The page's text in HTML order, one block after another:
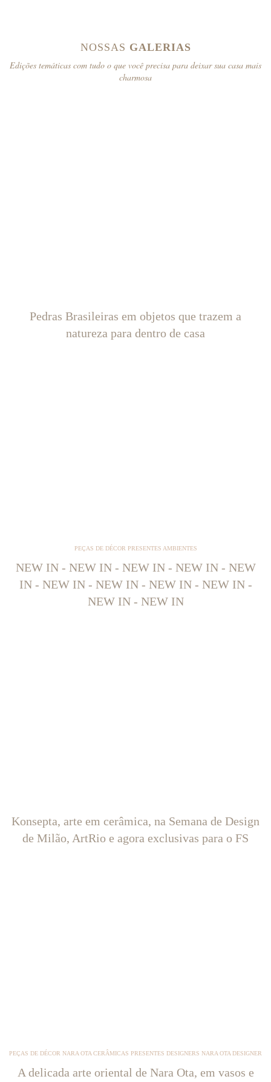
NOSSAS GALERIAS
Edições temáticas com tudo o que você precisa para deixar sua casa mais
charmosa
Pedras Brasileiras em objetos que trazem a
natureza para dentro de casa
PEÇAS DE DÉCOR PRESENTES AMBIENTES
NEW IN - NEW IN - NEW IN - NEW IN - NEW
IN - NEW IN - NEW IN - NEW IN - NEW IN -
NEW IN - NEW IN
Konsepta, arte em cerâmica, na Semana de Design
de Milão, ArtRio e agora exclusivas para o FS
PEÇAS DE DÉCOR NARA OTA CERÂMICAS PRESENTES DESIGNERS NARA OTA DESIGNER
A delicada arte oriental de Nara Ota, em vasos e